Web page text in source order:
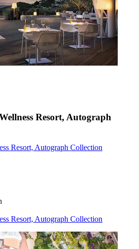
Resort, Autograph
Resort, Autograph Collection
Resort, Autograph Collection